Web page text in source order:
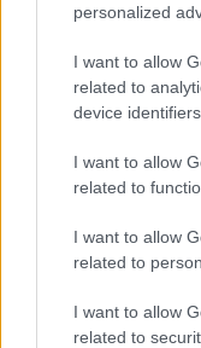
personalized
I want to allow
related to
device
I want to allow
related to
I want to allow
related to
I want to allow
related to
Νέα